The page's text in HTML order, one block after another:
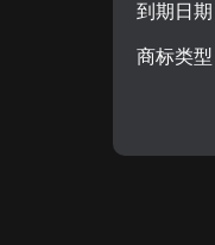
到期日期
商标类型